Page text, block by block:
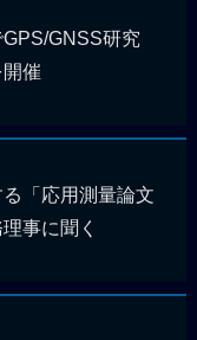
GNSS研究
催
「応用測量論文
事に聞く